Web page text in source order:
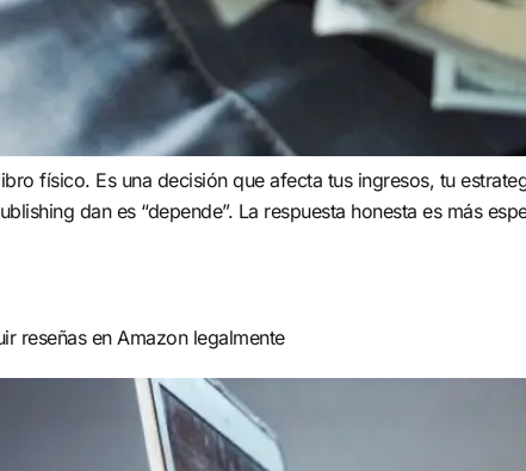
físico. Es una decisión que afecta tus ingresos, tu
dan es “depende”. La respuesta honesta es más
reseñas en Amazon legalmente